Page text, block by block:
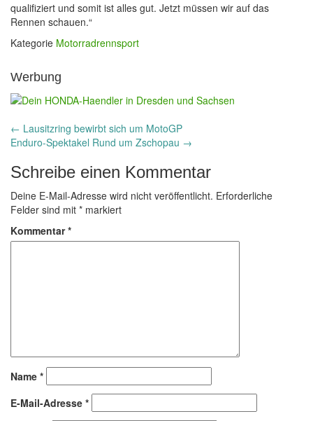
qualifiziert und somit ist alles gut. Jetzt müssen wir auf das
Rennen schauen.“
Kategorie Motorradrennsport
Werbung
Post
navigation
← Lausitzring bewirbt sich um MotoGP
Enduro-Spektakel Rund um Zschopau →
Schreibe einen Kommentar
Deine E-Mail-Adresse wird nicht veröffentlicht. Erforderliche
Felder sind mit * markiert
Kommentar*
Name *
E-Mail-Adresse *